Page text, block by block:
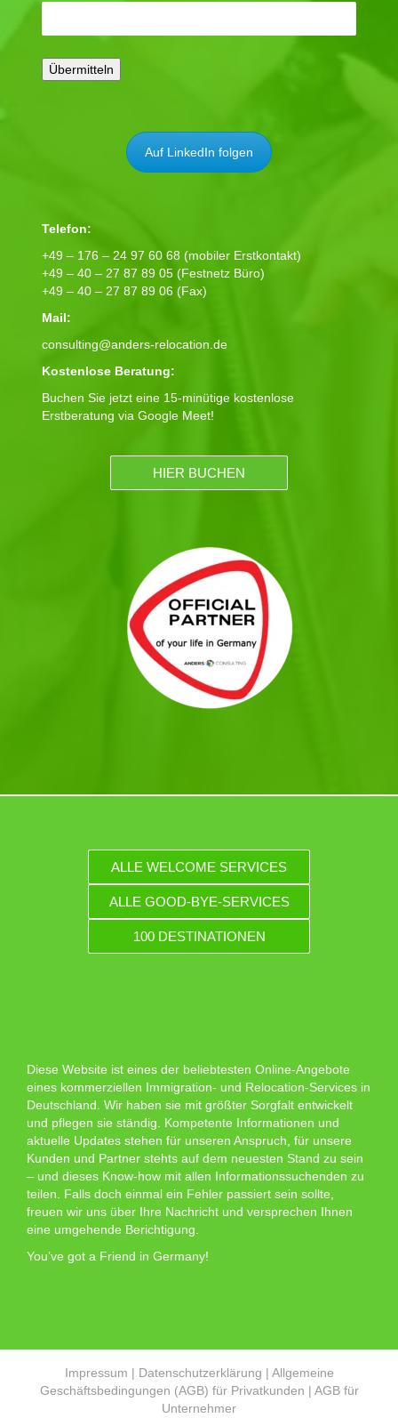
Auf LinkedIn folgen
Telefon:
+49 – 176 – 24 97 60 68 (mobiler Erstkontakt)
+49 – 40 – 27 87 89 05 (Festnetz Büro)
+49 – 40 – 27 87 89 06 (Fax)
Mail:
consulting@anders-relocation.de
Kostenlose Beratung:
Buchen Sie jetzt eine 15-minütige kostenlose
Erstberatung via Google Meet!
HIER BUCHEN
ALLE WELCOME SERVICES
ALLE GOOD-BYE-SERVICES
100 DESTINATIONEN
Diese Website ist eines der beliebtesten Online-Angebote
eines kommerziellen Immigration- und Relocation-Services in
Deutschland. Wir haben sie mit größter Sorgfalt entwickelt
und pflegen sie ständig. Kompetente Informationen und
aktuelle Updates stehen für unseren Anspruch, für unsere
Kunden und Partner stehts auf dem neuesten Stand zu sein
– und dieses Know-how mit allen Informationssuchenden zu
teilen. Falls doch einmal ein Fehler passiert sein sollte,
freuen wir uns über Ihre Nachricht und versprechen Ihnen
eine umgehende Berichtigung.
You’ve got a Friend in Germany!
Impressum | Datenschutzerklärung | Allgemeine
Geschäftsbedingungen (AGB) für Privatkunden | AGB für
Unternehmer